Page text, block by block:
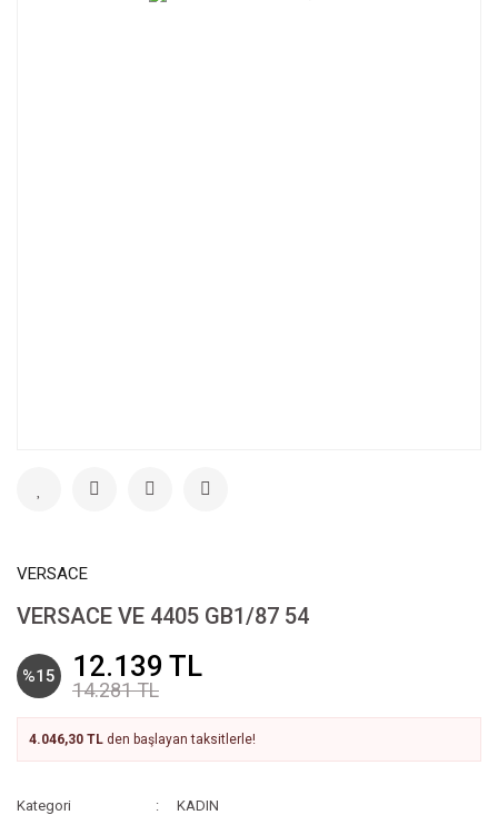
VERSACE
VERSACE VE 4405 GB1/87 54
%15 12.139 TL
14.281 TL
4.046,30 TL den başlayan taksitlerle!
Kategori KADIN